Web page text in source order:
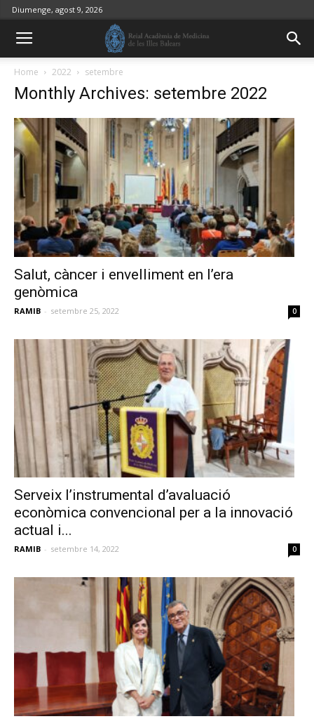
Diumenge, agost 9, 2026
Home 2022 setembre
Monthly Archives: setembre 2022
Salut, càncer i envelliment en l’era
genòmica
RAMIB - setembre 25, 2022 0
Serveix l’instrumental d’avaluació
econòmica convencional per a la innovació
actual i...
RAMIB - setembre 14, 2022 0